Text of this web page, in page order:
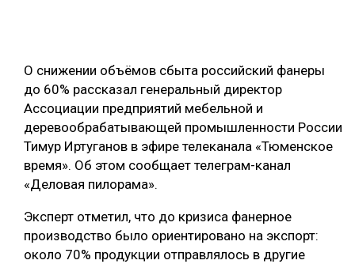
ЛОГИСТИКА
ПРОИЗВОДСТВО ДРЕВЕСНЫХ ПЛИТ
ЦБП
КОМПЛЕКСНАЯ ПЕРЕРАБОТКА
ЛЕСОПИЛЕНИЕ
ДЕРЕВЯННОЕ ДОМОСТРОЕНИЕ
ПОДБОРКИ СТАТЕЙ
О снижении объёмов сбыта российский фанеры
до 60% рассказал генеральный директор
Ассоциации предприятий мебельной и
деревообрабатывающей промышленности России
Тимур Иртуганов в эфире телеканала «Тюменское
время». Об этом сообщает телеграм-канал
«Деловая пилорама».
Эксперт отметил, что до кризиса фанерное
производство было ориентировано на экспорт:
около 70% продукции отправлялось в другие